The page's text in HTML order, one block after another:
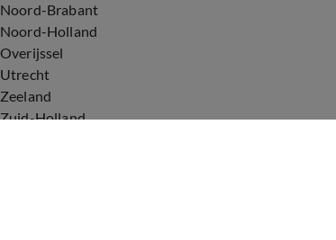
Noord-Brabant
Noord-Holland
Overijssel
Utrecht
Zeeland
Zuid-Holland